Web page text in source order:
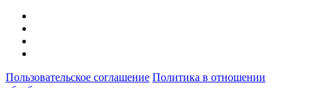
Пользовательское соглашение Политика в отношении